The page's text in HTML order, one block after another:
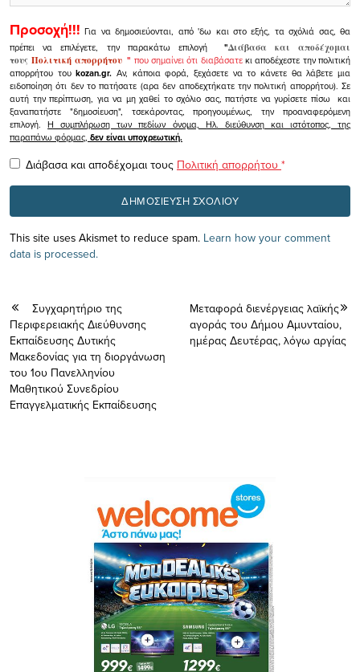
Προσοχή!!! Για να δημοσιεύονται, από 'δω και στο εξής, τα σχόλιά σας, θα
πρέπει να επιλέγετε, την παρακάτω επιλογή
"Διάβασα και αποδέχομαι
τουςΠολιτική απορρήτου" που σημαίνει ότι διαβάσατεκι αποδέχεστε την πολιτική
απορρήτου τουkozan.gr. Αν, κάποια φορά, ξεχάσετε να το κάνετε θα λάβετε μια
ειδοποίηση ότι δεν το πατήσατε (αρα δεν αποδεχτήκατε την πολιτική απορρήτου). Σε
αυτή την περίπτωση, για να μη χαθεί το σχόλιο σας, πατήστε να γυρίσετε πίσω και
ξαναπατήστε "δημοσίευση", τσεκάροντας, προηγουμένως, την προαναφερόμενη
επιλογή.Η συμπλήρωση των πεδίων όνομα, Ηλ. διεύθυνση και ιστότοπος, της
παραπάνω φόρμας, δεν είναι υποχρεωτική.
Διάβασα και αποδέχομαι τους Πολιτική απορρήτου *
This site uses Akismet to reduce spam. Learn how your comment
data is processed.
Συγχαρητήριο της
Περιφερειακής Διεύθυνσης
Εκπαίδευσης Δυτικής
Μακεδονίας για τη διοργάνωση
του 1ου Πανελληνίου
Μαθητικού Συνεδρίου
Επαγγελματικής Εκπαίδευσης
Μεταφορά διενέργειας λαϊκής
αγοράς του Δήμου Αμυνταίου,
ημέρας Δευτέρας, λόγω αργίας